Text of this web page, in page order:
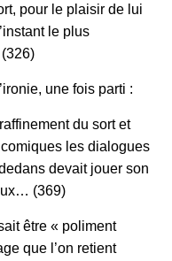
pour le plaisir de lui
le plus
une fois parti :
du sort et
les dialogues
devait jouer son
(369)
être « poliment
que l’on retient